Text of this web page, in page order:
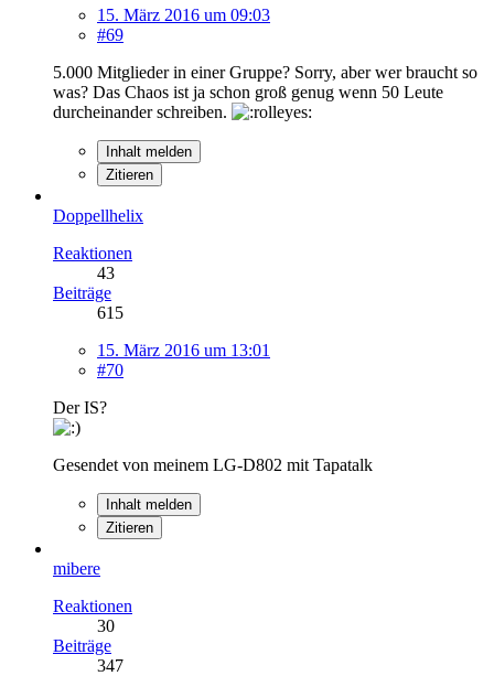
15. März 2016 um 09:03
#69
5.000 Mitglieder in einer Gruppe? Sorry, aber wer braucht so
was? Das Chaos ist ja schon groß genug wenn 50 Leute
durcheinander schreiben.
Inhalt melden
Zitieren
Doppellhelix
Reaktionen
43
Beiträge
615
15. März 2016 um 13:01
#70
Der IS?
Gesendet von meinem LG-D802 mit Tapatalk
Inhalt melden
Zitieren
mibere
Reaktionen
30
Beiträge
347